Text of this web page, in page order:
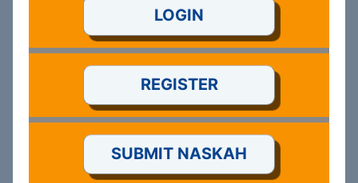
LOGIN
REGISTER
SUBMIT NASKAH